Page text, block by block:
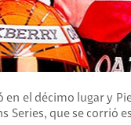
en el décimo lugar y
Series, que se corrió